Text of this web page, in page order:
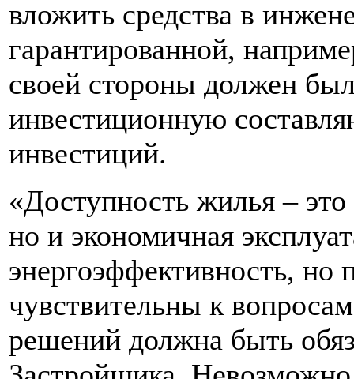
вложить средства в
гарантированной,
своей стороны должен
инвестиционную
инвестиций.
«Доступность жилья –
но и экономичная
энергоэффективность, но
чувствительны к
решений должна быть